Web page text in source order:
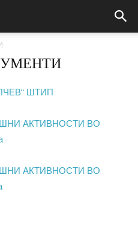
ШТИП
АКТИВНОСТИ ВО
АКТИВНОСТИ ВО